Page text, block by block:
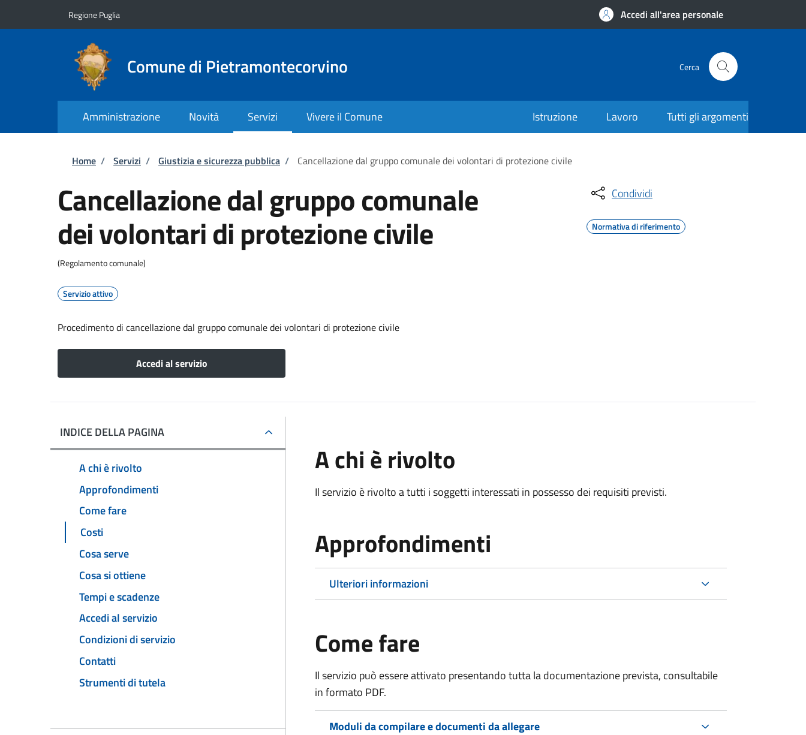
Regione Puglia Accedi all'area personale
Comune di Pietramontecorvino Cerca
Amministrazione Novità Servizi Vivere il Comune Istruzione Lavoro Tutti gli argomenti
Briciole di pane
Home / Servizi / Giustizia e sicurezza pubblica / Cancellazione dal gruppo comunale dei volontari di protezione civile
Cancellazione dal gruppo comunale
dei volontari di protezione civile
(Regolamento comunale)
Servizio attivo
Procedimento di cancellazione dal gruppo comunale dei volontari di protezione civile
Accedi al servizio
Condividi
Normativa di riferimento
INDICE DELLA PAGINA
A chi è rivolto
Approfondimenti
Come fare
Costi
Cosa serve
Cosa si ottiene
Tempi e scadenze
Accedi al servizio
Condizioni di servizio
Contatti
Strumenti di tutela
A chi è rivolto
Il servizio è rivolto a tutti i soggetti interessati in possesso dei requisiti previsti.
Approfondimenti
Ulteriori informazioni
Come fare
Il servizio può essere attivato presentando tutta la documentazione prevista, consultabile
in formato PDF.
Moduli da compilare e documenti da allegare